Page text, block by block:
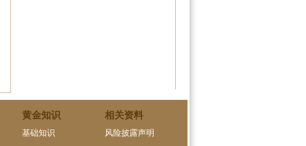
黄金知识
基础知识
相关资料
风险披露声明